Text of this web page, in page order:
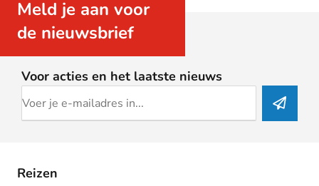
Meld je aan voor
de nieuwsbrief
Voor acties en het laatste nieuws
Reizen